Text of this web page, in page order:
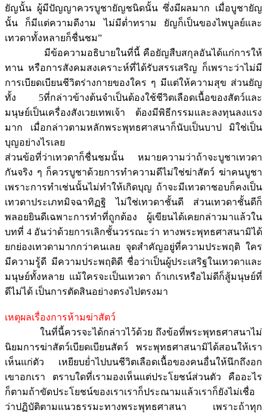
ยัญนั้น ผู้มีปัญญาควรบูชายัญชนิดนั้น ซึ่งมีผลมาก เมื่อบูชายัญ
นั้น ก็มีแต่ความดีงาม ไม่มีต่ำทราม ยัญก็เป็นของไพบูลย์และ
เทวดาทั้งหลายก็ชื่นชม”
มีข้อความอธิบายในที่นี้ คือยัญสืบสกุลอันได้แก่การให้
ทาน หรือการสังคมสงเคราะห์ที่ได้รับสรรเสริญ ก็เพราะว่าไม่มี
การเบียดเบียนชีวิตร่างกายของใคร ๆ มีแต่ให้ความสุข ส่วนยัญ
ทั้ง 5ที่กล่าวข้างต้นจำเป็นต้องใช้ชีวิตเลือดเนื้อของสัตว์และ
มนุษย์เป็นเครื่องสังเวยเทพเจ้า ต้องมีพิธีกรรมและลงทุนลงแรง
มาก เมื่อกล่าวตามหลักพระพุทธศาสนาก็นับเป็นบาป มิใช่เป็น
บุญอย่างไรเลย
ส่วนข้อที่ว่าเทวดาก็ชื่นชมนั้น หมายความว่าถ้าจะบูชาเทวดา
กันจริง ๆ ก็ควรบูชาด้วยการทำความดีไม่ใช่ฆ่าสัตว์ ฆ่าคนบูชา
เพราะการทำเช่นนั้นไม่ทำให้เกิดบุญ ถ้าจะมีเทวดาชอบก็คงเป็น
เทวดาประเภทมิจฉาทิฏฐิ ไม่ใช่เทวดาชั้นดี ส่วนเทวดาชั้นดีก็
พลอยยินดีเฉพาะการทำที่ถูกต้อง ผู้เขียนได้เคยกล่าวมาแล้วใน
บทที่ 4 อันว่าด้วยการเลิกชั้นวรรณะว่า ทางพระพุทธศาสนามิได้
ยกย่องเทวดามากกว่าคนเลย จุดสำคัญอยู่ที่ความประพฤติ ใคร
มีความรู้ดี มีความประพฤติดี ชื่อว่าเป็นผู้ประเสริฐในเทวดาและ
มนุษย์ทั้งหลาย แม้ใครจะเป็นเทวดา ถ้าเกเรหรือไม่ดีก็สู้มนุษย์ที่
ดีไม่ได้ เป็นการตัดสินอย่างตรงไปตรงมา
เหตุผลเรื่องการห้ามฆ่าสัตว์
ในที่นี้ควรจะได้กล่าวไว้ด้วย ถึงข้อที่พระพุทธศาสนาไม่
นิยมการฆ่าสัตว์เบียดเบียนสัตว์ พระพุทธศาสนามิได้สอนให้เรา
เห็นแก่ตัว เหยียบย่ำไปบนชีวิตเลือดเนื้อของคนอื่นให้นึกถึงอก
เขาอกเรา ตราบใดที่เรามองเห็นแต่ประโยชน์ส่วนตัว คืออะไร
ก็ตามถ้าขัดประโยชน์ของเราเราก็ประณามแล้วเราก็ยังไม่เชื่อ
ว่าปฏิบัติตามแนวธรรมะทางพระพุทธศาสนา เพราะถ้าทุก